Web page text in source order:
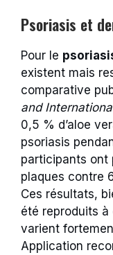
Psoriasis et
Pour le
existent mais
comparative
and
0,5 % d’aloe
psoriasis
participants ont
plaques contre
Ces résultats,
été reproduits à
varient
Application